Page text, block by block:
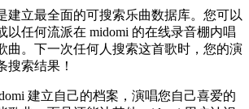
建立最全面的可搜索乐曲数据库。您可以
以任何流派在 midomi 的在线录音棚内唱
曲。下一次任何人搜索这首歌时，您的演
搜索结果！
建立自己的档案，演唱您自己喜爱的